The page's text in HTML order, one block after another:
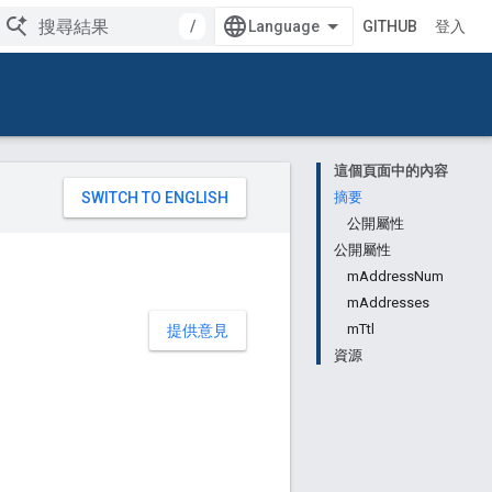
/ GITHUB 登入
這個頁面中的內容
摘要
公開屬性
公開屬性
mAddressNum
mAddresses
mTtl
資源
提供意見